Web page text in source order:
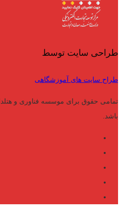
طراحی سایت توسط
طراح سایت های آموزشگاهی
تمامی حقوق برای موسسه فناوری و
باشد.